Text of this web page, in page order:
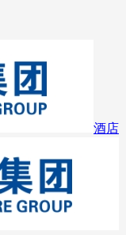
酒店